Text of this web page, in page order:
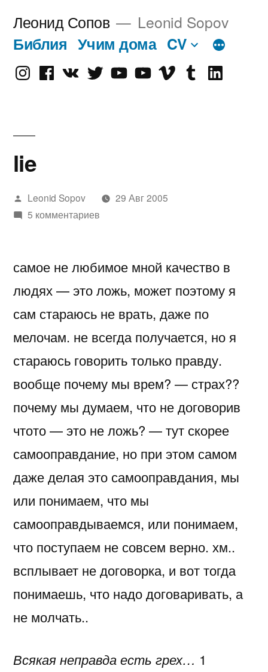
Леонид Сопов Leonid Sopov
Библия Учим дома CV
InstagramFacebook
VK TwitterYoutube
Old Vimeotumblrlinkedin
lie
Написано
автором
Leonid Sopov
29 Авг 2005
5 комментариев
самое не любимое мной качество в
людях — это ложь, может поэтому я
сам стараюсь не врать, даже по
мелочам. не всегда получается, но я
стараюсь говорить только правду.
вообще почему мы врем? — страх??
почему мы думаем, что не договорив
чтото — это не ложь? — тут скорее
самооправдание, но при этом самом
даже делая это самооправдания, мы
или понимаем, что мы
самооправдываемся, или понимаем,
что поступаем не совсем верно. хм..
всплывает не договорка, и вот тогда
понимаешь, что надо договаривать, а
не молчать..
Всякая неправда есть грех… 1